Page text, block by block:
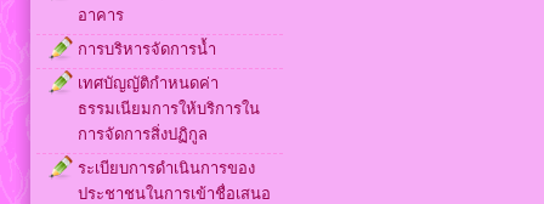
อาคาร
การบริหารจัดการน้ำ
เทศบัญญัติกำหนดค่า
ธรรมเนียมการให้บริการใน
การจัดการสิ่งปฏิกูล
ระเบียบการดำเนินการของ
ประชาชนในการเข้าชื่อเสนอ